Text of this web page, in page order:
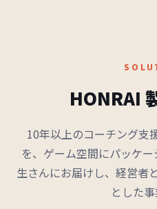
HONRAI
10年以上のコーチング支
を、ゲーム空間にパッケ
生さんにお届けし、経営者
とした事